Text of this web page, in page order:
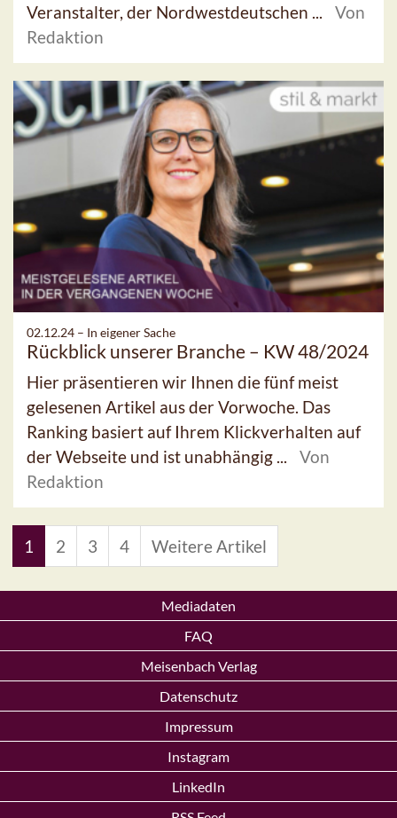
Veranstalter, der Nordwestdeutschen ...
Von
Redaktion
02.12.24 – In eigener Sache
Rückblick unserer Branche – KW 48/2024
Hier präsentieren wir Ihnen die fünf meist
gelesenen Artikel aus der Vorwoche. Das
Ranking basiert auf Ihrem Klickverhalten auf
der Webseite und ist unabhängig ...
Von
Redaktion
1 2 3 4 Weitere Artikel
Mediadaten
FAQ
Meisenbach Verlag
Datenschutz
Impressum
Instagram
LinkedIn